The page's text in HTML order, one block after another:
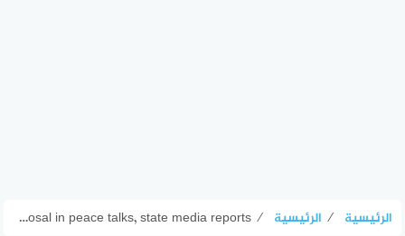
الرئيسية ⁄ الرئيسية ⁄
Iran has responded to U.S. proposal in peace talks, state media reports